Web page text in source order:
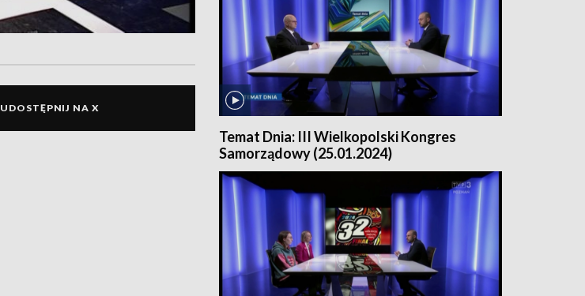
UDOSTĘPNIJ NA X
Temat Dnia: III Wielkopolski Kongres
Samorządowy (25.01.2024)